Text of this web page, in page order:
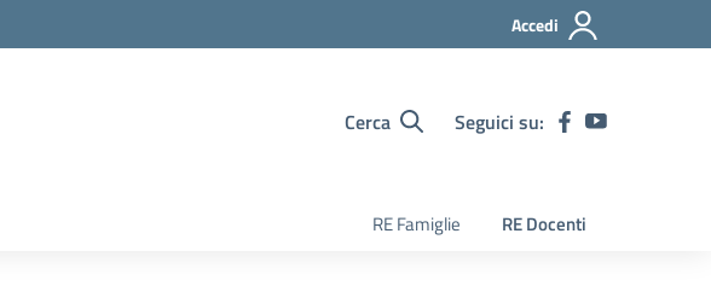
Accedi
Cerca Seguici su:
RE Famiglie RE Docenti